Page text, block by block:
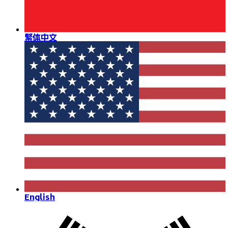
繁体中文
English